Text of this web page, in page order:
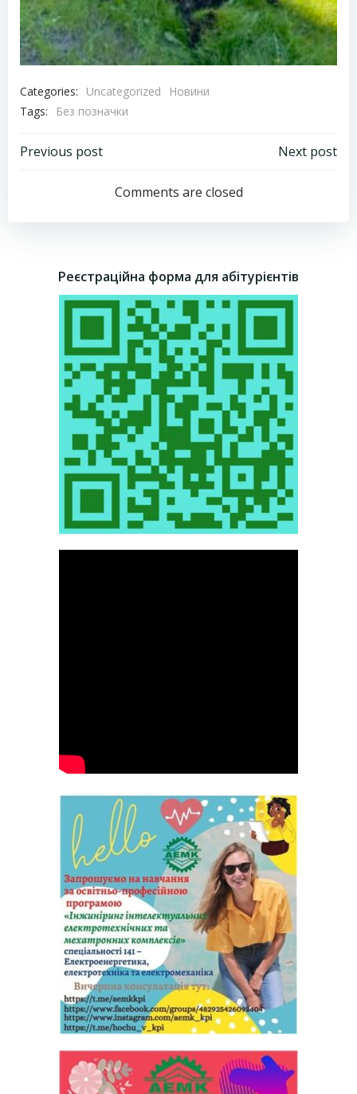
Categories: Uncategorized
Новини
Tags:
Без позначки
Навігація
запису
Previous post
Навігація
запису
Next post
Comments are closed
Реєстраційна форма для абітурієнтів